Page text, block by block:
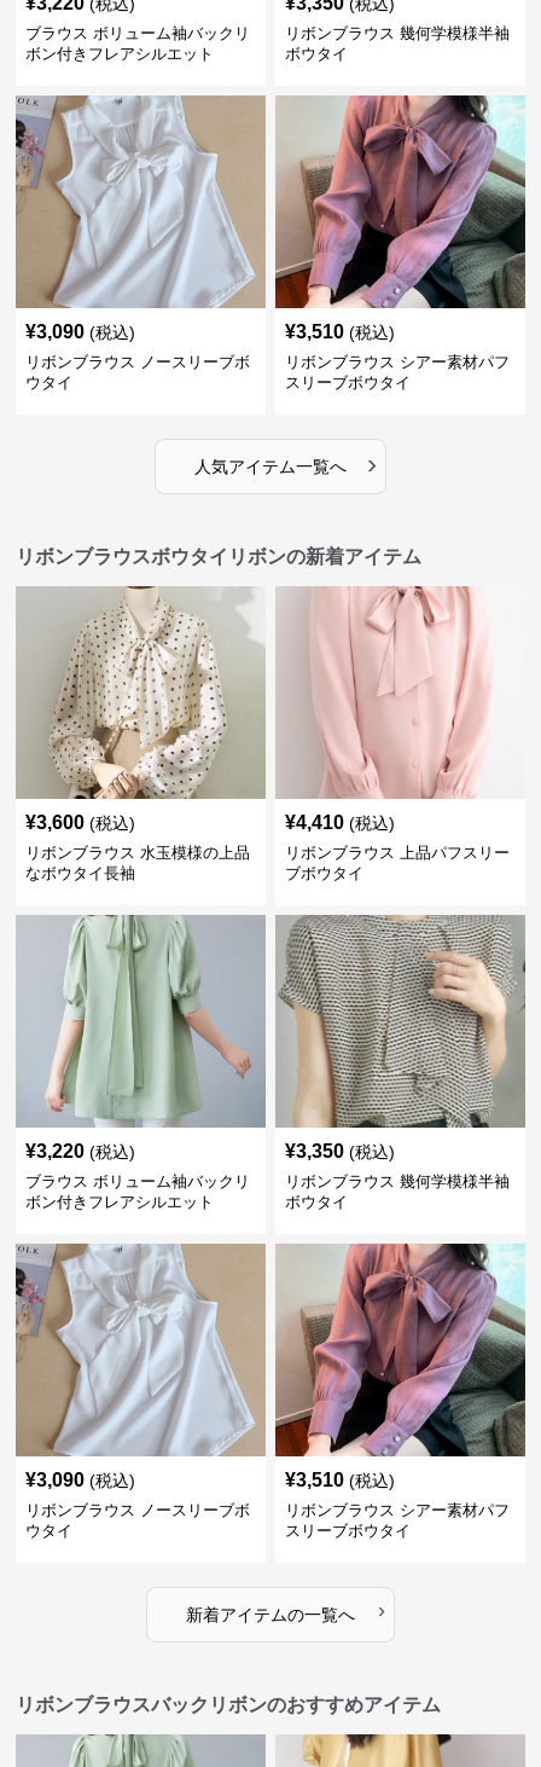
ブラウス ボリューム袖バックリ
ボン付きフレアシルエット
リボンブラウス 幾何学模様半袖
ボウタイ
¥3,090 (税込)
リボンブラウス ノースリーブボ
ウタイ
¥3,510 (税込)
リボンブラウス シアー素材パフ
スリーブボウタイ
人気アイテム一覧へ ›
リボンブラウスボウタイリボンの新着アイテム
¥3,600 (税込)
リボンブラウス 水玉模様の上品
なボウタイ長袖
¥4,410 (税込)
リボンブラウス 上品パフスリー
ブボウタイ
¥3,220 (税込)
ブラウス ボリューム袖バックリ
ボン付きフレアシルエット
¥3,350 (税込)
リボンブラウス 幾何学模様半袖
ボウタイ
¥3,090 (税込)
リボンブラウス ノースリーブボ
ウタイ
¥3,510 (税込)
リボンブラウス シアー素材パフ
スリーブボウタイ
新着アイテムの一覧へ ›
リボンブラウスバックリボンのおすすめアイテム